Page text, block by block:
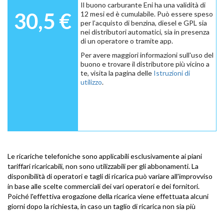
30,5 €
Il buono carburante Eni ha una validità di
12 mesi ed è cumulabile. Può essere speso
per l’acquisto di benzina, diesel e GPL sia
nei distributori automatici, sia in presenza
di un operatore o tramite app.
Per avere maggiori informazioni sull'uso del
buono e trovare il distributore più vicino a
te, visita la pagina delle Istruzioni di
utilizzo.
Le ricariche telefoniche sono applicabili esclusivamente ai piani
tariffari ricaricabili, non sono utilizzabili per gli abbonamenti. La
disponibilità di operatori e tagli di ricarica può variare all'improvviso
in base alle scelte commerciali dei vari operatori e dei fornitori.
Poiché l'effettiva erogazione della ricarica viene effettuata alcuni
giorni dopo la richiesta, in caso un taglio di ricarica non sia più